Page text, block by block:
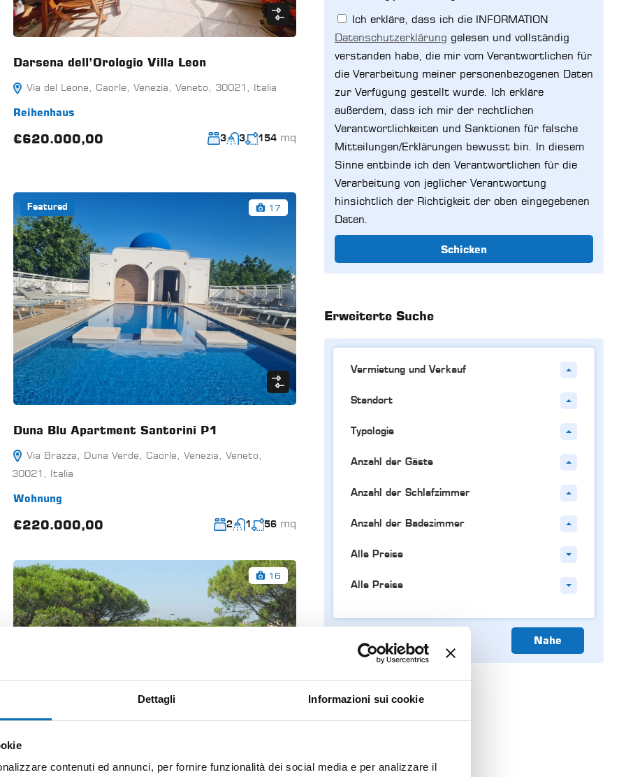
Dettagli Informazioni sui cookie
contenuti ed annunci, per fornire funzionalità dei social media e per analizzare il
Darsena dell’Orologio Villa Leon
Via del Leone, Caorle, Venezia, Veneto, 30021, Italia
Reihenhaus
€620.000,00 3 3 154 mq
Featured 17
Duna Blu Apartment Santorini P1
Via Brazza, Duna Verde, Caorle, Venezia, Veneto,
30021, Italia
Wohnung
€220.000,00 2 1 56 mq
16
Ich erkläre, dass ich die INFORMATION
Datenschutzerklärung gelesen und vollständig
verstanden habe, die mir vom Verantwortlichen für
die Verarbeitung meiner personenbezogenen Daten
zur Verfügung gestellt wurde. Ich erkläre
außerdem, dass ich mir der rechtlichen
Verantwortlichkeiten und Sanktionen für falsche
Mitteilungen/Erklärungen bewusst bin. In diesem
Sinne entbinde ich den Verantwortlichen für die
Verarbeitung von jeglicher Verantwortung
hinsichtlich der Richtigkeit der oben eingegebenen
Daten.
Schicken
Erweiterte Suche
Vermietung und Verkauf
Standort
Typologie
Anzahl der Gäste
Anzahl der Schlafzimmer
Anzahl der Badezimmer
Alle Preise
Alle Preise
Nahe